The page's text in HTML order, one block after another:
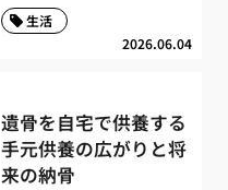
2026.06.04
生活
遺骨を自宅で供養する
手元供養の広がりと将
来の納骨